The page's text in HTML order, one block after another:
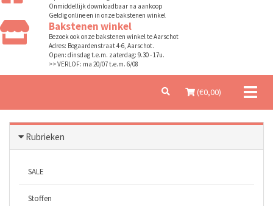
Onmiddellijk downloadbaar na aankoop
Geldig online en in onze bakstenen winkel
Bakstenen winkel
Bezoek ook onze bakstenen winkel te Aarschot
Adres: Bogaardenstraat 4-6, Aarschot.
Open: dinsdag t.e.m. zaterdag: 9.30 - 17u.
>> VERLOF: ma 20/07 t.e.m. 6/08
(€0,00)
Rubrieken
SALE
Stoffen